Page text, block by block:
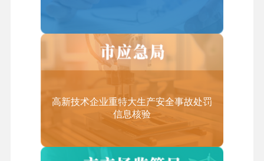
(010)88827113
年总收入的50%以上；
（五）从事离岸服务外包业务取得的收入不低于企业
当年总收入的35%。
3.技术先进型服务业务认定范围包括哪些领域？
答：技术先进型服务业务领域范围（含服务贸易类）
的类别和适用范围如下（详见：《技术先进型服务业
务认定范围（试行）》）：
高新技术企业重特大生产安全事故处罚
信息核验